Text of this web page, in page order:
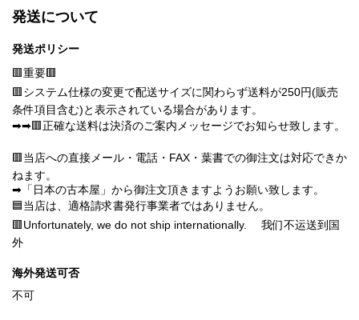
発送について
発送ポリシー
🟥重要🟥
🟥システム仕様の変更で配送サイズに関わらず送料が250円(販売
条件項目含む)と表示されている場合があります。
➡➡🟥正確な送料は決済のご案内メッセージでお知らせ致します。
🟥当店への直接メール・電話・FAX・葉書での御注文は対応できか
ねます。
➡「日本の古本屋」から御注文頂きますようお願い致します。
🟦当店は、適格請求書発行事業者ではありません。
🟥Unfortunately, we do not ship internationally. 我们不运送到国
外
海外発送可否
不可